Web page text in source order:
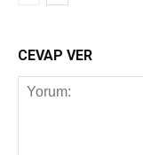
CEVAP VER